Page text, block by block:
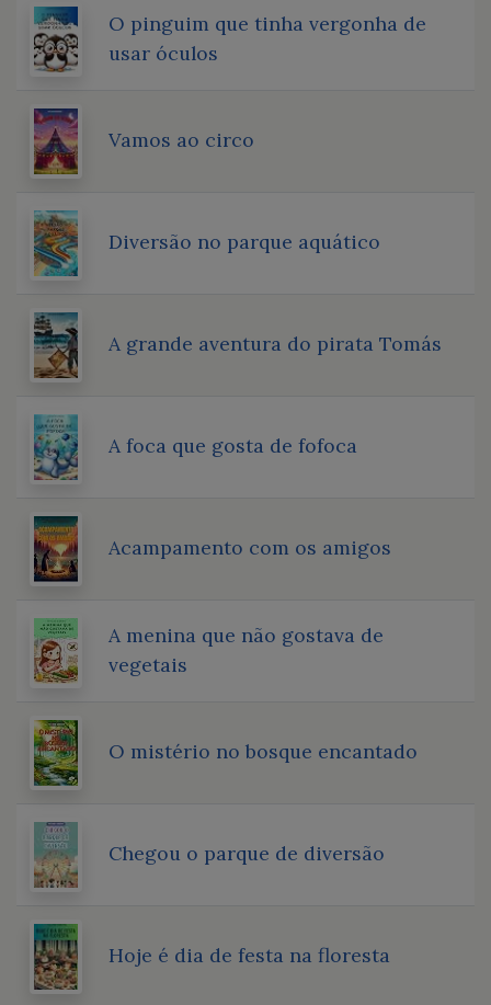
O pinguim que tinha vergonha de
usar óculos
Vamos ao circo
Diversão no parque aquático
A grande aventura do pirata Tomás
A foca que gosta de fofoca
Acampamento com os amigos
A menina que não gostava de
vegetais
O mistério no bosque encantado
Chegou o parque de diversão
Hoje é dia de festa na floresta